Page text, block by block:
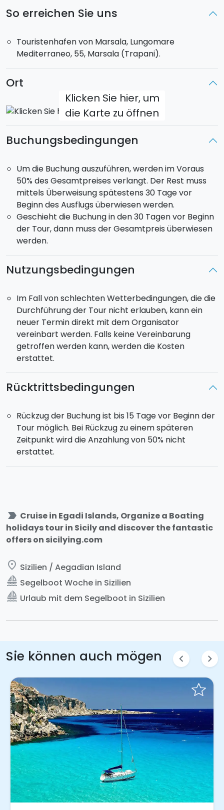
perfekter Mittelweg für all diejenigen, die dem Lärm
und dem Smog des Stadtlebens entkommen
untertauchen möchten. Die Insel kann wohl als eine
der wenigen Meeresorte angesehen werden, die von
den Zeichen der Zeit noch unberührt ist.
Wenn ihr Lust habt, euch von den Wellen eines
wunderschönen Meeres treiben zu lassen, so wie es
die Ägadischen Inseln zu bieten haben, dann ist dieses
Angebot wie gemacht für euch!
Schiffsmodel
: Dufour 525 GL
über 4 Doppelkabinen, zusätzlich 2 Schlafplätze auf
dem Sofa und 4 Bäder.
Max10 Gäste an Bord .
DerKapitän ist im Angebot enthalten.
Abfahrt:Boarding voraussichtlich imHafen von
Marsala,Samstag um 17.00 Uhr.
Hafen am Freitag.Check-Out:Samstag um 9:30 Uhr.
So erreichen Sie uns
Touristenhafen von Marsala, Lungomare
Mediterraneo, 55, Marsala (Trapani).
Ort
Klicken Sie hier, um
die Karte zu öffnen
Buchungsbedingungen
Um die Buchung auszuführen, werden im Voraus
50% des Gesamtpreises verlangt. Der Rest muss
mittels Überweisung spätestens 30 Tage vor
Beginn des Ausflugs überwiesen werden.
Geschieht die Buchung in den 30 Tagen vor Beginn
der Tour, dann muss der Gesamtpreis überwiesen
werden.
Nutzungsbedingungen
Im Fall von schlechten Wetterbedingungen, die die
Durchführung der Tour nicht erlauben, kann ein
neuer Termin direkt mit dem Organisator
vereinbart werden. Falls keine Vereinbarung
getroffen werden kann, werden die Kosten
erstattet.
Rücktrittsbedingungen
Rückzug der Buchung ist bis 15 Tage vor Beginn der
Tour möglich. Bei Rückzug zu einem späteren
Zeitpunkt wird die Anzahlung von 50% nicht
erstattet.
label_important Cruise in Egadi Islands, Organize a Boating
holidays tour in Sicily and discover the fantastic
offers on sicilying.com
place Sizilien / Aegadian Island
sailing Segelboot Woche in Sizilien
sailing Urlaub mit dem Segelboot in Sizilien
Sie können auch mögen chevron_left chevron_right